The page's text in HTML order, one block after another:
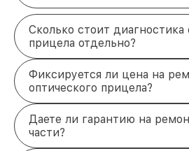
Сколько стоит диагностика
прицела отдельно?
Фиксируется ли цена на
оптического прицела?
Даете ли гарантию на
части?